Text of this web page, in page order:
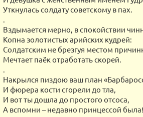
Уткнулась солдату советскому в пах.
.
Вздымается мерно, в спокойствии
Копна золотистых арийских кудрей:
Солдатским не брезгуя местом
Мечтает паёк отработать скорей.
.
Накрылся пиздою ваш план
И фюрера кости сгорели до тла,
И вот ты дошла до простого отсоса,
А вспомни – недавно принцессой была!